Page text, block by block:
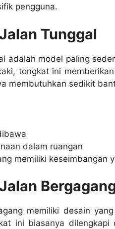
pengguna.
Tunggal
adalah model paling
tongkat ini
membutuhkan sedikit
dalam ruangan
memiliki keseimbangan
memiliki desain
ini biasanya